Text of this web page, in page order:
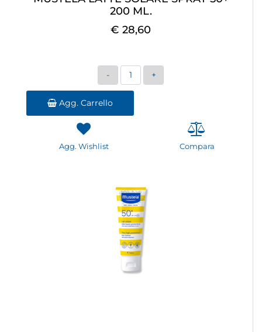
200 ML.
€ 28,60
Quantità
Agg. Carrello
Agg. Wishlist Compara